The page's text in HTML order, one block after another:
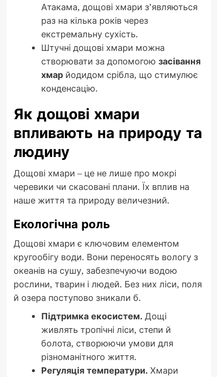
Атакама, дощові хмари з’являються
раз на кілька років через
екстремальну сухість.
Штучні дощові хмари можна
створювати за допомогою засівання
хмарйодидом срібла, що стимулює
конденсацію.
Як дощові хмари
впливають на природу та
людину
Дощові хмари – це не лише про мокрі
черевики чи скасовані плани. Їх вплив на
наше життя та природу величезний.
Екологічна роль
Дощові хмари є ключовим елементом
кругообігу води. Вони переносять вологу з
океанів на сушу, забезпечуючи водою
рослини, тварин і людей. Без них ліси, поля
й озера поступово зникали б.
Підтримка екосистем. Дощі
живлять тропічні ліси, степи й
болота, створюючи умови для
різноманітного життя.
Регуляція температури. Хмари